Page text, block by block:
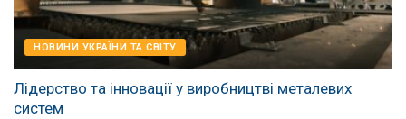
НОВИНИ УКРАЇНИ ТА СВІТУ
Лідерство та інновації у виробництві металевих
систем